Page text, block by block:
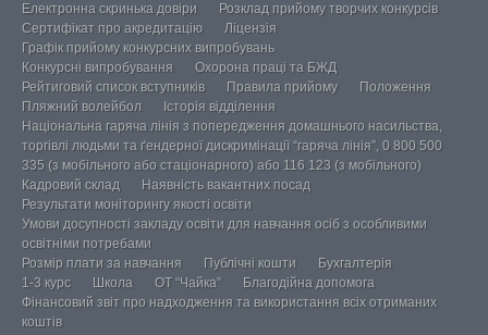
Електронна скринька довіри
Розклад прийому творчих конкурсів
Сертифікат про акредитацію
Ліцензія
Графік прийому конкурсних випробувань
Конкурсні випробування
Охорона праці та БЖД
Рейтиговий список вступників
Правила прийому
Положення
Пляжний волейбол
Історія відділення
Національна гаряча лінія з попередження домашнього насильства,
торгівлі людьми та ґендерної дискримінації “гаряча лінія”, 0 800 500
335 (з мобільного або стаціонарного) або 116 123 (з мобільного)
Кадровий склад
Наявність вакантних посад
Результати моніторингу якості освіти
Умови досупності закладу освіти для навчання осіб з особливими
освітніми потребами
Розмір плати за навчання
Публічні кошти
Бухгалтерія
1-3 курс
Школа ОТ “Чайка”
Благодійна допомога
Фінансовий звіт про надходження та використання всіх отриманих
коштів